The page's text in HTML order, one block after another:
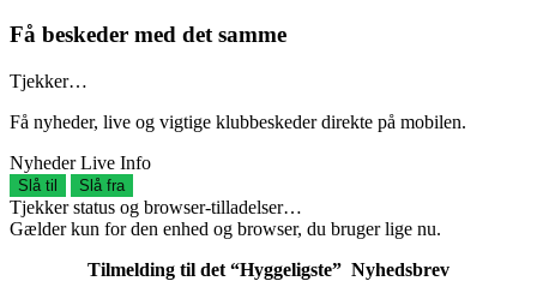
Få beskeder med det samme
Tjekker…
Få nyheder, live og vigtige klubbeskeder direkte på mobilen.
Nyheder Live Info
Slå til Slå fra
Tjekker status og browser-tilladelser…
Gælder kun for den enhed og browser, du bruger lige nu.
Tilmelding til det “Hyggeligste” Nyhedsbrev